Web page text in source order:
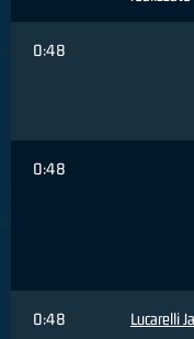
0:48
0:48
0:48 Lucarelli